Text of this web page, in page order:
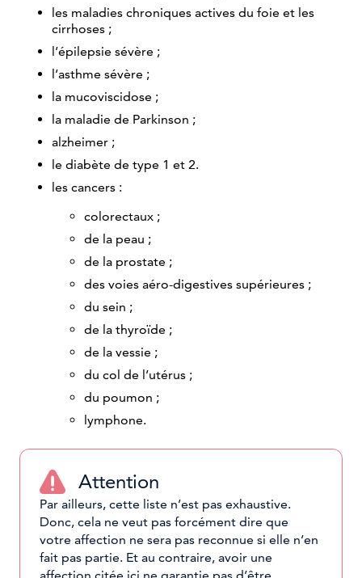
les maladies chroniques actives du foie et les
cirrhoses ;
l’épilepsie sévère ;
l’asthme sévère ;
la mucoviscidose ;
la maladie de Parkinson ;
alzheimer ;
le diabète de type 1 et 2.
les cancers :
colorectaux ;
de la peau ;
de la prostate ;
des voies aéro-digestives supérieures ;
du sein ;
de la thyroïde ;
de la vessie ;
du col de l’utérus ;
du poumon ;
lymphone.
Attention
Par ailleurs, cette liste n’est pas exhaustive.
Donc, cela ne veut pas forcément dire que
votre affection ne sera pas reconnue si elle n’en
fait pas partie. Et au contraire, avoir une